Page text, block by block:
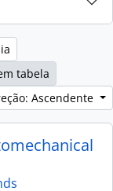
tabela
Ascendente